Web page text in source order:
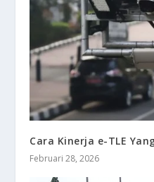
Cara Kinerja e-TLE
Februari 28, 2026